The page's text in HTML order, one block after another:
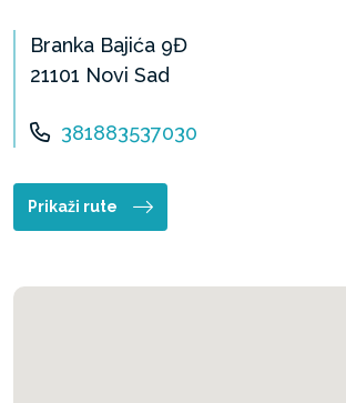
Branka Bajića 9Đ
21101 Novi Sad
381883537030
Prikaži rute